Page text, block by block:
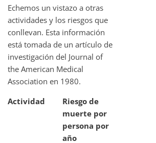
Echemos un vistazo a otras
actividades y los riesgos que
conllevan. Esta información
está tomada de un artículo de
investigación del Journal of
the American Medical
Association en 1980.
Actividad
Riesgo de
muerte por
persona por
año